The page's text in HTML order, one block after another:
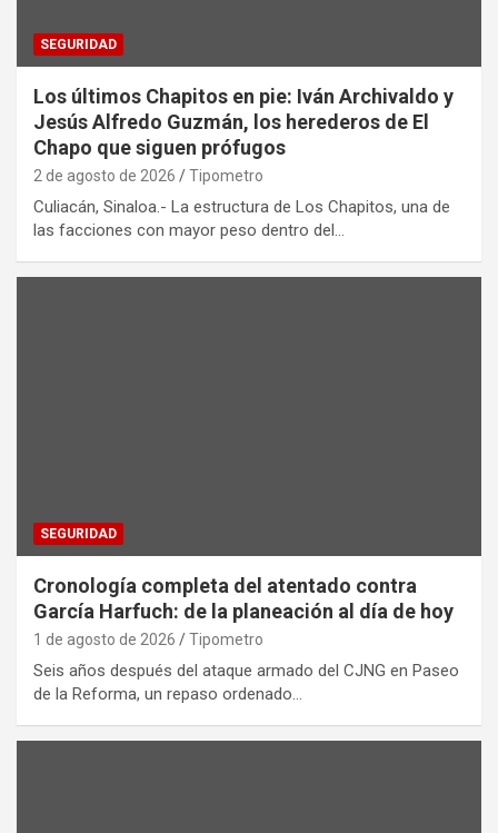
SEGURIDAD
Los últimos Chapitos en pie: Iván Archivaldo y
Jesús Alfredo Guzmán, los herederos de El
Chapo que siguen prófugos
2 de agosto de 2026 Tipometro
Culiacán, Sinaloa.- La estructura de Los Chapitos, una de
las facciones con mayor peso dentro del…
SEGURIDAD
Cronología completa del atentado contra
García Harfuch: de la planeación al día de hoy
1 de agosto de 2026 Tipometro
Seis años después del ataque armado del CJNG en Paseo
de la Reforma, un repaso ordenado…